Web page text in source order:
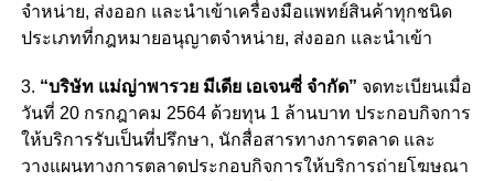
จำหน่าย, ส่งออก และนำเข้าเครื่องมือแพทย์สินค้าทุกชนิด
ประเภทที่กฎหมายอนุญาตจำหน่าย, ส่งออก และนำเข้า
3. “บริษัท แม่ญ่าพารวย มีเดีย เอเจนซี่ จำกัด” จดทะเบียนเมื่อ
วันที่ 20 กรกฎาคม 2564 ด้วยทุน 1 ล้านบาท ประกอบกิจการ
ให้บริการรับเป็นที่ปรึกษา, นักสื่อสารทางการตลาด และ
วางแผนทางการตลาดประกอบกิจการให้บริการถ่ายโฆษณา